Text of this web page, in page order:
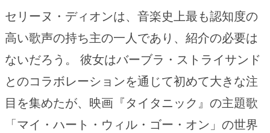
セリーヌ・ディオンは、音楽史上最も認知度の
高い歌声の持ち主の一人であり、紹介の必要は
ないだろう。 彼女はバーブラ・ストライサンド
とのコラボレーションを通じて初めて大きな注
目を集めたが、映画『タイタニック』の主題歌
「マイ・ハート・ウィル・ゴー・オン」の世界